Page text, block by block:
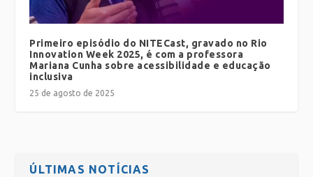
Primeiro episódio do NITECast, gravado no Rio
Innovation Week 2025, é com a professora
Mariana Cunha sobre acessibilidade e educação
inclusiva
25 de agosto de 2025
ÚLTIMAS NOTÍCIAS